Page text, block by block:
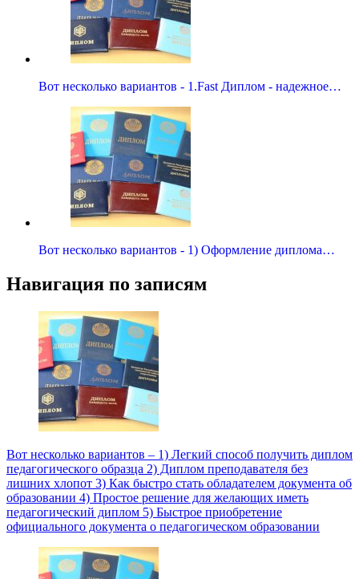
Вот несколько вариантов - 1.Fast Диплом - надежное…
Вот несколько вариантов - 1) Оформление диплома…
Навигация по записям
Вот несколько вариантов – 1) Легкий способ получить диплом
педагогического образца 2) Диплом преподавателя без
лишних хлопот 3) Как быстро стать обладателем документа об
образовании 4) Простое решение для желающих иметь
педагогический диплом 5) Быстрое приобретение
официального документа о педагогическом образовании